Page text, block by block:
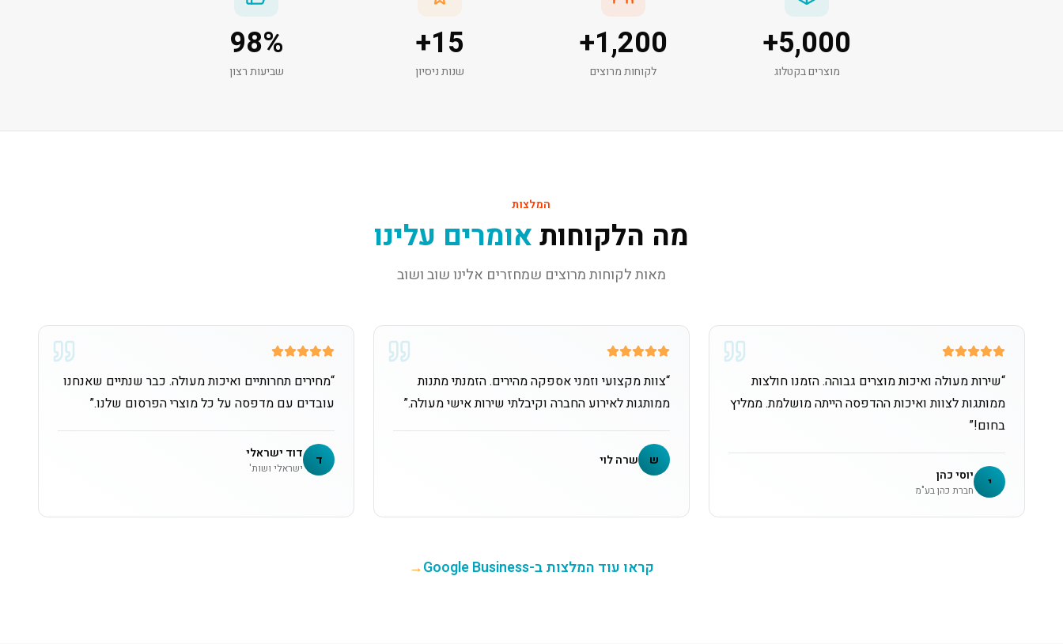
5,000
+
מוצרים בקטלוג
1,200
+
לקוחות מרוצים
15
+
שנות ניסיון
98%
שביעות רצון
המלצות
מה הלקוחותאומרים עלינו
מאות לקוחות מרוצים שמחזרים אלינו שוב ושוב
“שירות מעולה ואיכות מוצרים גבוהה. הזמנו חולצות
ממותגות לצוות ואיכות ההדפסה הייתה מושלמת. ממליץ
בחום!”
י יוסי כהן
חברת כהן בע"מ
“צוות מקצועי וזמני אספקה מהירים. הזמנתי מתנות
ממותגות לאירוע החברה וקיבלתי שירות אישי מעולה.”
ש שרה לוי
“מחירים תחרותיים ואיכות מעולה. כבר שנתיים שאנחנו
עובדים עם מדפסה על כל מוצרי הפרסום שלנו.”
ד דוד ישראלי
ישראלי ושות'
קראו עוד המלצות ב-Google Business →